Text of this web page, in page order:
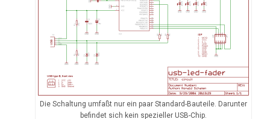
Die Schaltung umfaßt nur ein paar Standard-Bauteile. Darunter
befindet sich kein spezieller USB-Chip.